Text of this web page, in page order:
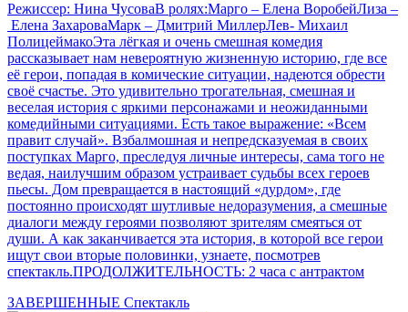
Режиссер: Нина ЧусоваВ ролях:Марго – Елена ВоробейЛиза –
Елена ЗахароваМарк – Дмитрий МиллерЛев- Михаил
ПолицеймакоЭта лёгкая и очень смешная комедия
рассказывает нам невероятную жизненную историю, где все
её герои, попадая в комические ситуации, надеются обрести
своё счастье. Это удивительно трогательная, смешная и
веселая история с яркими персонажами и неожиданными
комедийными ситуациями. Есть такое выражение: «Всем
правит случай». Взбалмошная и непредсказуемая в своих
поступках Марго, преследуя личные интересы, сама того не
ведая, наилучшим образом устраивает судьбы всех героев
пьесы. Дом превращается в настоящий «дурдом», где
постоянно происходят шутливые недоразумения, а смешные
диалоги между героями позволяют зрителям смеяться от
души. А как заканчивается эта история, в которой все герои
ищут свои вторые половинки, узнаете, посмотрев
спектакль.ПРОДОЛЖИТЕЛЬНОСТЬ: 2 часа с антрактом
ЗАВЕРШЕННЫЕ Спектакль